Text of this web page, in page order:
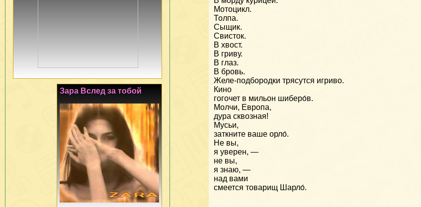
Мотоцикл.
Толпа.
Сыщик.
Свисток.
В хвост.
В гриву.
В глаз.
В бровь.
Желе-подбородки трясутся игриво.
Кино
гогочет в мильон шиберо́в.
Молчи, Европа,
дура сквозная!
Мусьи,
заткните ваше орло́.
Не вы,
я уверен, —
не вы,
я знаю, —
над вами
смеется товарищ Шарло́.
Зара Вслед за тобой